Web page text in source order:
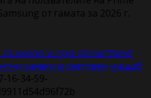
от гамата за 2026 г.
мокро и сухо почистване
заявки в световен мащаб